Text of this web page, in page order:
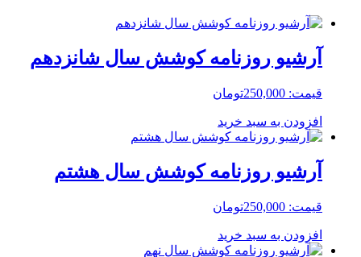
آرشیو روزنامه کوشش سال شانزدهم
قیمت: 250,000تومان
افزودن به سبد خرید
آرشیو روزنامه کوشش سال هشتم
قیمت: 250,000تومان
افزودن به سبد خرید